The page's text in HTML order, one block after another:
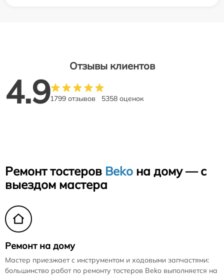
Отзывы клиентов
4.91799 отзывов 5358 оценок
Ремонт тостеров Beko на дому — с
выездом мастера
Ремонт на дому
Мастер приезжает с инструментом и ходовыми запчастями:
большинство работ по ремонту тостеров Beko выполняется на